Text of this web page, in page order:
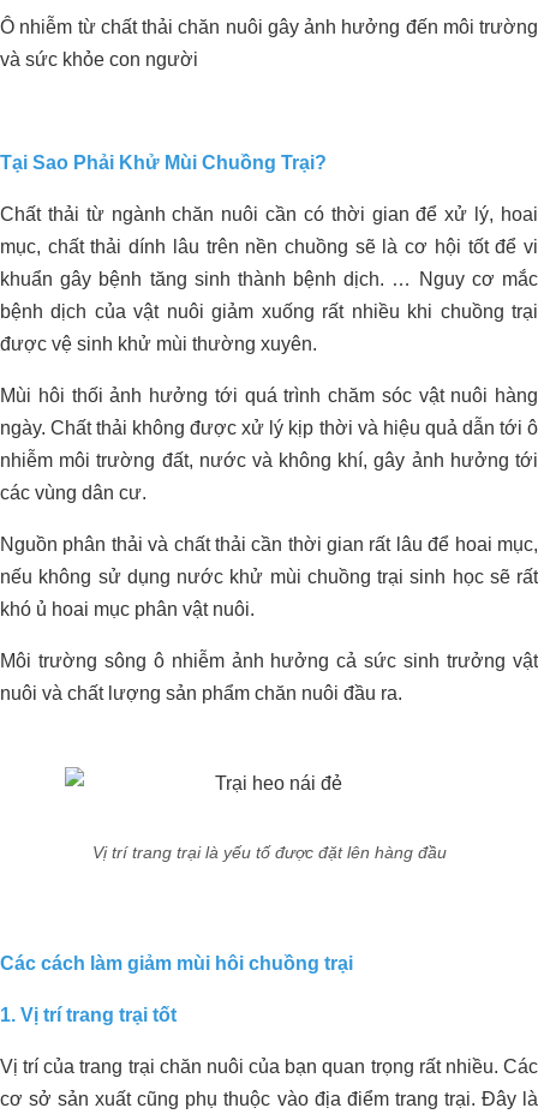
Ô nhiễm từ chất thải chăn nuôi gây ảnh hưởng đến môi trường
và sức khỏe con người
Tại Sao Phải Khử Mùi Chuồng Trại?
Chất thải từ ngành chăn nuôi cần có thời gian để xử lý, hoai
mục, chất thải dính lâu trên nền chuồng sẽ là cơ hội tốt để vi
khuẩn gây bệnh tăng sinh thành bệnh dịch. … Nguy cơ mắc
bệnh dịch của vật nuôi giảm xuống rất nhiều khi chuồng trại
được vệ sinh khử mùi thường xuyên.
Mùi hôi thối ảnh hưởng tới quá trình chăm sóc vật nuôi hàng
ngày. Chất thải không được xử lý kịp thời và hiệu quả dẫn tới ô
nhiễm môi trường đất, nước và không khí, gây ảnh hưởng tới
các vùng dân cư.
Nguồn phân thải và chất thải cần thời gian rất lâu để hoai mục,
nếu không sử dụng nước khử mùi chuồng trại sinh học sẽ rất
khó ủ hoai mục phân vật nuôi.
Môi trường sông ô nhiễm ảnh hưởng cả sức sinh trưởng vật
nuôi và chất lượng sản phẩm chăn nuôi đầu ra.
Vị trí trang trại là yếu tố được đặt lên hàng đầu
Các cách làm giảm mùi hôi chuồng trại
1. Vị trí trang trại tốt
Vị trí của trang trại chăn nuôi của bạn quan trọng rất nhiều. Các
cơ sở sản xuất cũng phụ thuộc vào địa điểm trang trại. Đây là
Dự án xử lý môi trường trang trại heo
Anh Hỷ_Tây Ninh
Dự án xử lý môi trường trang trại heo
Cải Thiện Vườn Sầu Riêng Nhiễm
Phèn Tại Cái Bè, Tiền Giang: Kinh
HỮU CƠ SINH THÁI